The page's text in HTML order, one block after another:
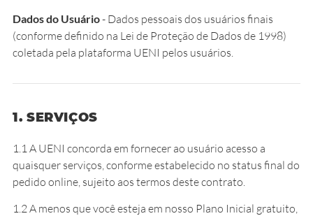
Dados do Usuário- Dados pessoais dos usuários finais
(conforme definido na Lei de Proteção de Dados de 1998)
coletada pela plataforma UENI pelos usuários.
1. SERVIÇOS
1.1 A UENI concorda em fornecer ao usuário acesso a
quaisquer serviços, conforme estabelecido no status final do
pedido online, sujeito aos termos deste contrato.
1.2 A menos que você esteja em nosso Plano Inicial gratuito,